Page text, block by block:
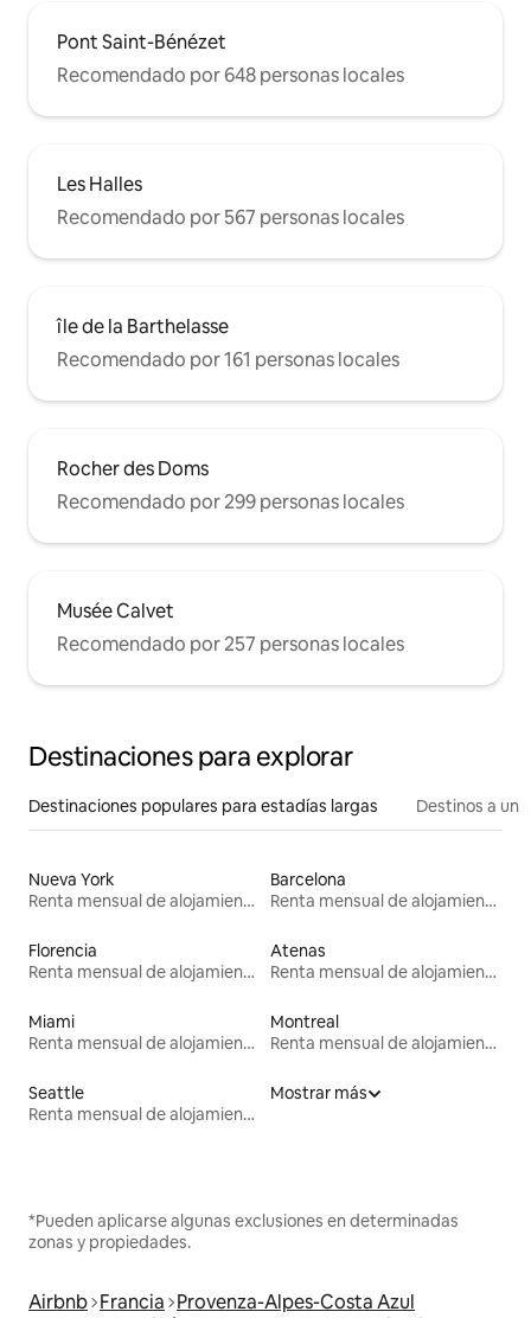
Pont Saint-Bénézet
Recomendado por 648 personas locales
Les Halles
Recomendado por 567 personas locales
île de la Barthelasse
Recomendado por 161 personas locales
Rocher des Doms
Recomendado por 299 personas locales
Musée Calvet
Recomendado por 257 personas locales
Destinaciones para explorar
Destinaciones populares para estadías largas Destinos a un
Nueva York
Renta mensual de alojamientos
Barcelona
Renta mensual de alojamientos
Florencia
Renta mensual de alojamientos
Atenas
Renta mensual de alojamientos
Miami
Renta mensual de alojamientos
Montreal
Renta mensual de alojamientos
Seattle
Renta mensual de alojamientos
Mostrar más
*Pueden aplicarse algunas exclusiones en determinadas
zonas y propiedades.
Airbnb Francia Provenza-Alpes-Costa Azul